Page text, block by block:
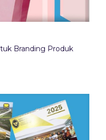
Branding Produk